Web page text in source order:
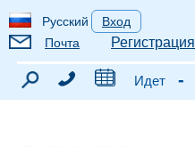
Русский
Вход
Почта
Регистрация
Идет -